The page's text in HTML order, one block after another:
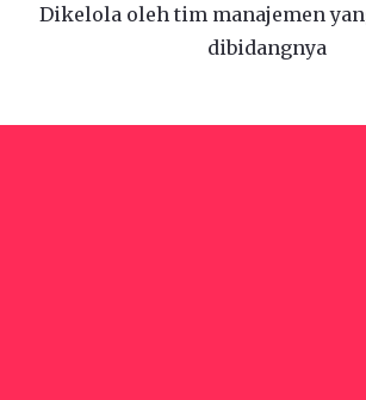
Dikelola oleh tim manajemen
dibidangnya